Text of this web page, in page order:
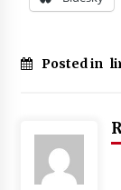
Posted in